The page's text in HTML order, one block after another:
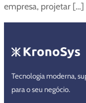
empresa, projetar […]
Tecnologia moderna,
para o seu negócio.